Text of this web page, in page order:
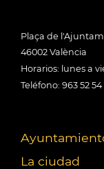
Plaça de
46002 València
Horarios: lunes a
Teléfono: 963 52 54
La ciudad